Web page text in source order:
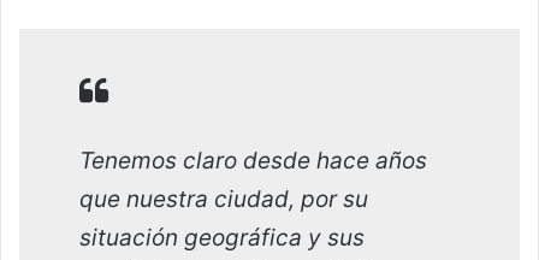
Tenemos claro desde hace años
que nuestra ciudad, por su
situación geográfica y sus